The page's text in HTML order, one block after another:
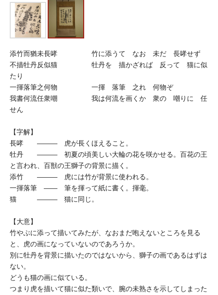
添竹而猶未長哮 竹に添うて なお 未だ 長哮せず
不描牡丹反似猫 牡丹を 描かざれば 反って 猫に似
たり
一揮落筆之何物 一揮 落筆 之れ 何物ぞ
我書何流任衆嘲 我は何流を画くか 衆の 嘲りに 任
せん
【字解】
長哮 ――― 虎が長くほえること。
牡丹 ――― 初夏の頃美しい大輪の花を咲かせる。百花の王
と言われ、百獣の王獅子の背景に描く。
添竹 ――― 虎には竹が背景に使われる。
一揮落筆 ―― 筆を揮って紙に書く。揮毫。
猫 ――― 猫に同じ。
【大意】
竹やぶに添って描いてみたが、なおまだ咆えないところを見る
と、虎の画になっていないのであろうか。
別に牡丹を背景に描いたのではないから、獅子の画であるはずは
ない。
どうも猫の画に似ている。
つまり虎を描いて猫に似た類いで、腕の未熟さを示してしまった